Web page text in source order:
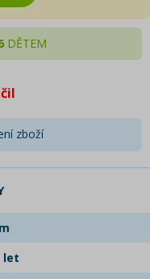
DĚTEM
zboží
let